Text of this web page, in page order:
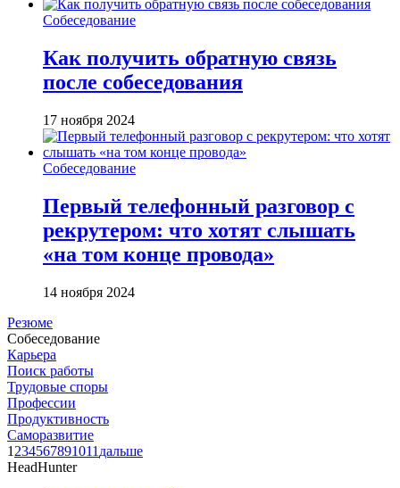
Собеседование
Как получить обратную связь
после собеседования
17 ноября 2024
Собеседование
Первый телефонный разговор с
рекрутером: что хотят слышать
«на том конце провода»
14 ноября 2024
Резюме
Собеседование
Карьера
Поиск работы
Трудовые споры
Профессии
Продуктивность
Саморазвитие
1 234567891011 дальше
HeadHunter